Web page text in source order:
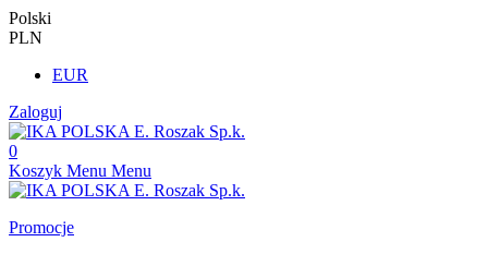
Polski
PLN
EUR
Zaloguj
0
Koszyk Menu Menu
Promocje